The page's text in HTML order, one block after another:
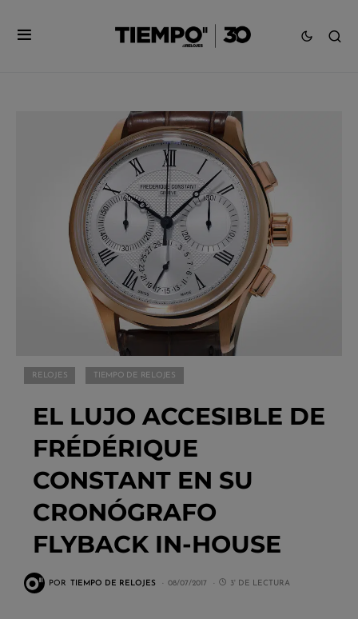
RELOJES TIEMPO DE RELOJES
EL LUJO ACCESIBLE DE
FRÉDÉRIQUE
CONSTANT EN SU
CRONÓGRAFO
FLYBACK IN-HOUSE
POR TIEMPO DE RELOJES 08/07/2017 3' DE LECTURA